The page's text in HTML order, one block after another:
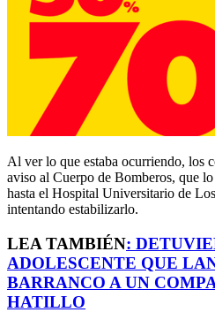
Al ver lo que estaba ocurriendo, los
aviso al Cuerpo de Bomberos, que
hasta el Hospital Universitario de
intentando estabilizarlo.
LEA TAMBIÉN:
ADOLESCENTE QUE
BARRANCO A UN
HATILLO